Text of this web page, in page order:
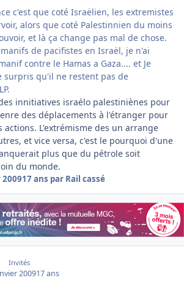
c'est que coté Israëlien, les extremistes
alors que coté Palestinnien du moins
et là ça change pas mal de chose.
de pacifistes en Israël, je n'ai
contre le Hamas a Gaza.... et Je
surpris qu'il ne restent pas de
innitiatives israélo palestiniènes pour
des déplacements à l'étranger pour
L'extrémisme des un arrange
et vice versa, c'est le pourquoi d'une
plus que du pétrole soit
du monde.
17 ans par Rail cassé
Invités
200917 ans